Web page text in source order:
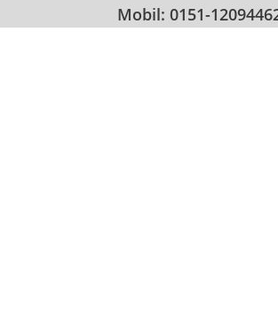
Mobil: 0151-